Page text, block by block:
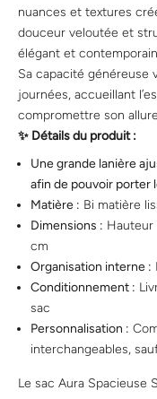
nuances et textures
douceur veloutée et
élégant et
Sa capacité généreuse
journées, accueillant
compromettre son
✨ Détails du produit :
Une grande lanière
afin de pouvoir porter
Matière : Bi matière
Dimensions : Hauteur
cm
Organisation interne :
Conditionnement :
sac
Personnalisation :
interchangeables,
Le sac Aura Spacieuse